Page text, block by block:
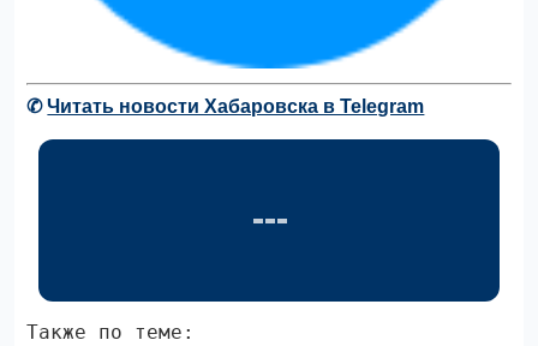
✆Читать новости Хабаровска в Telegram
Также по теме: